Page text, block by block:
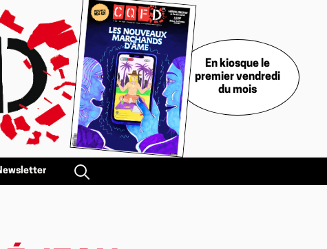
En kiosque le
premier vendredi
du mois